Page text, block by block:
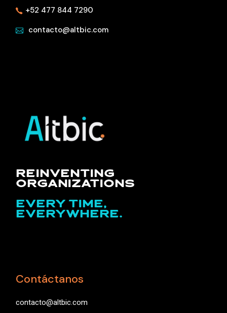
+52 477 844 7290
contacto@altbic.com
REINVENTING
ORGANIZATIONS
EVERY TIME,
EVERYWHERE.
Contáctanos
contacto@altbic.com